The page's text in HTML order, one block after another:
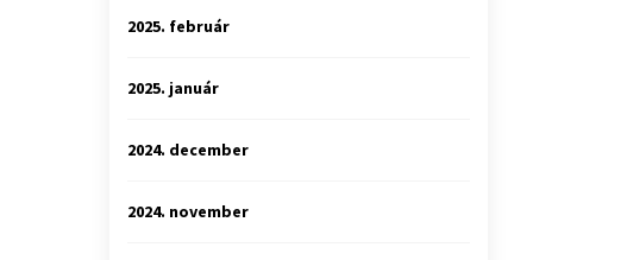
2025. február
2025. január
2024. december
2024. november